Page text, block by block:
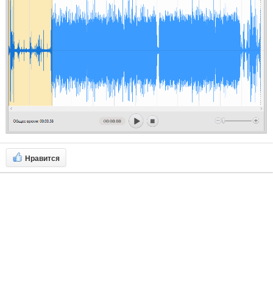
Нравится